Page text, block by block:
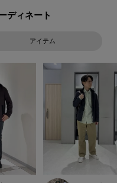
アイテム